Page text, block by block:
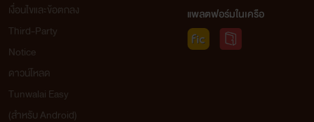
เงื่อนไขและข้อตกลง
Third-Party
Notice
ดาวน์โหลด
Tunwalai Easy
(สำหรับ Android)
แพลตฟอร์มในเครือ